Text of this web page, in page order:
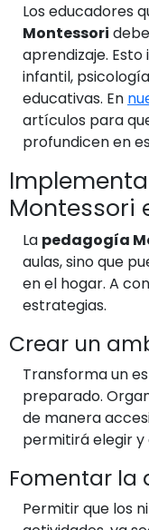
Los educadores
Montessori
aprendizaje.
infantil,
educativas. En
artículos para
profundicen en
Montessori
La pedagogía
aulas, sino que
en el hogar. A
estrategias.
Crear un
Transforma un
preparado.
de manera
permitirá elegir y
Fomentar la
Permitir que los